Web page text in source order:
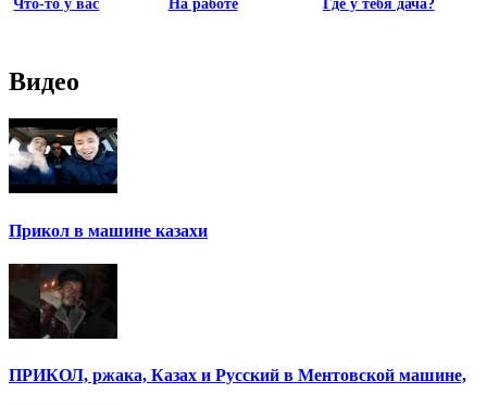
Что-то у вас На работе Где у тебя дача?
Видео
Прикол в машине казахи
ПРИКОЛ, ржака, Казах и Русский в Ментовской машине,